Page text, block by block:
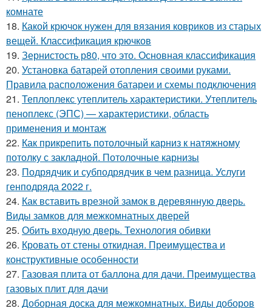
комнате
18. Какой крючок нужен для вязания ковриков из старых
вещей. Классификация крючков
19. Зернистость р80, что это. Основная классификация
20. Установка батарей отопления своими руками.
Правила расположения батареи и схемы подключения
21. Теплоплекс утеплитель характеристики. Утеплитель
пеноплекс (ЭПС) — характеристики, область
применения и монтаж
22. Как прикрепить потолочный карниз к натяжному
потолку с закладной. Потолочные карнизы
23. Подрядчик и субподрядчик в чем разница. Услуги
генподряда 2022 г.
24. Как вставить врезной замок в деревянную дверь.
Виды замков для межкомнатных дверей
25. Обить входную дверь. Технология обивки
26. Кровать от стены откидная. Преимущества и
конструктивные особенности
27. Газовая плита от баллона для дачи. Преимущества
газовых плит для дачи
28. Доборная доска для межкомнатных. Виды доборов